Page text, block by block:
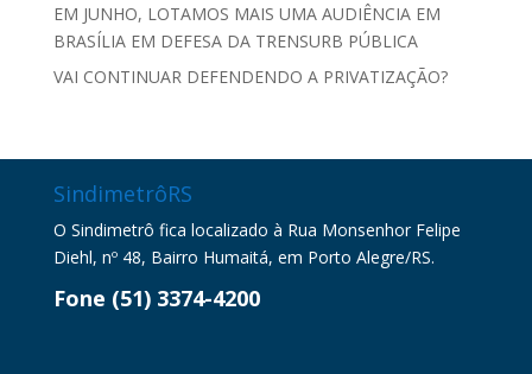
EM JUNHO, LOTAMOS MAIS UMA AUDIÊNCIA EM
BRASÍLIA EM DEFESA DA TRENSURB PÚBLICA
VAI CONTINUAR DEFENDENDO A PRIVATIZAÇÃO?
SindimetrôRS
O Sindimetrô fica localizado à Rua Monsenhor Felipe
Diehl, nº 48, Bairro Humaitá, em Porto Alegre/RS.
Fone (51) 3374-4200